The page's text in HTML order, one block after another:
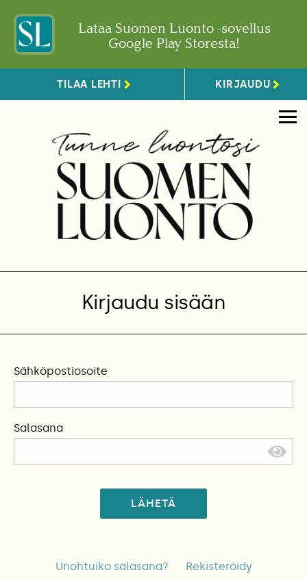
Lataa Suomen Luonto -sovellus
Google Play Storesta!
TILAA LEHTI KIRJAUDU
Kirjaudu sisään
Sähköpostiosoite
Salasana
LÄHETÄ
Unohtuiko salasana? Rekisteröidy